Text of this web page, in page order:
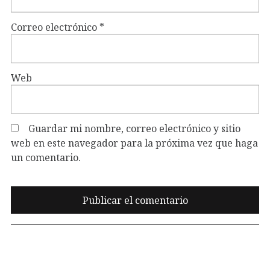
Correo electrónico *
Web
Guardar mi nombre, correo electrónico y sitio
web en este navegador para la próxima vez que haga
un comentario.